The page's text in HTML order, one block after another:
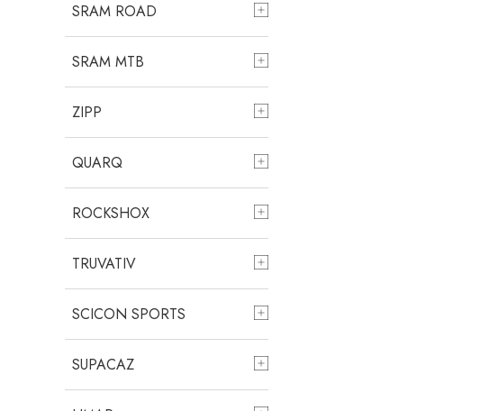
SRAM ROAD
SRAM MTB
ZIPP
QUARQ
ROCKSHOX
TRUVATIV
SCICON SPORTS
SUPACAZ